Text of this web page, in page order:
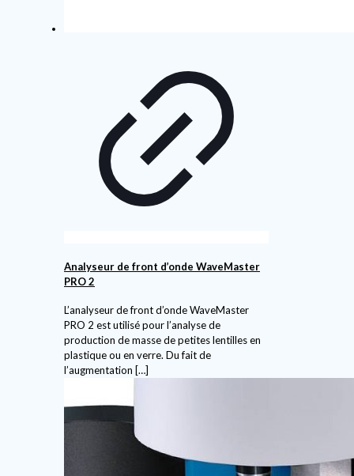
Analyseur de front d’onde WaveMaster
PRO 2
L’analyseur de front d’onde WaveMaster
PRO 2 est utilisé pour l’analyse de
production de masse de petites lentilles en
plastique ou en verre. Du fait de
l’augmentation […]